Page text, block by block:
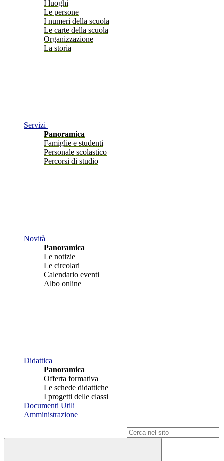
I luoghi
Le persone
I numeri della scuola
Le carte della scuola
Organizzazione
La storia
Servizi
Panoramica
Famiglie e studenti
Personale scolastico
Percorsi di studio
Novità
Panoramica
Le notizie
Le circolari
Calendario eventi
Albo online
Didattica
Panoramica
Offerta formativa
Le schede didattiche
I progetti delle classi
Documenti Utili
Amministrazione